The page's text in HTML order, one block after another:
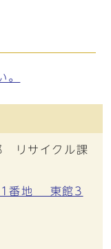
。
リサイクル課
1番地 東館3